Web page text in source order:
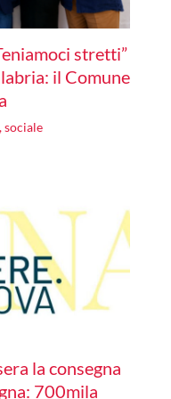
stretti”
il Comune
,sociale
la consegna
700mila